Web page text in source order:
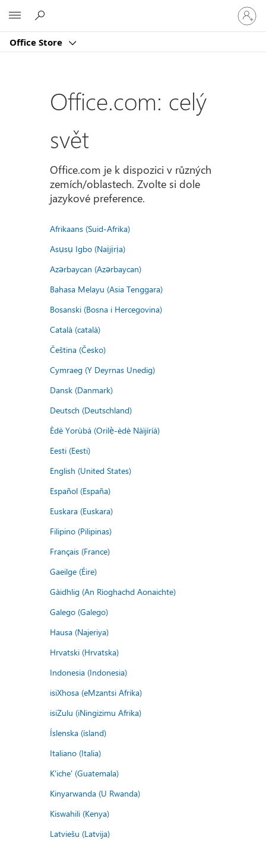
Office Store
se
ke
účtu
Office.com: celý
svět
Office.com je k dispozici v různých
zemích/oblastech. Zvolte si dole
jazykové preference.
Afrikaans (Suid-Afrika)
Asụsụ Igbo (Naịjịrịa)
Azərbaycan (Azərbaycan)
Bahasa Melayu (Asia Tenggara)
Bosanski (Bosna i Hercegovina)
Català (català)
Čeština (Česko)
Cymraeg (Y Deyrnas Unedig)
Dansk (Danmark)
Deutsch (Deutschland)
Èdè Yorùbá (Orilẹ̀-èdè Nàìjíríà)
Eesti (Eesti)
English (United States)
Español (España)
Euskara (Euskara)
Filipino (Pilipinas)
Français (France)
Gaeilge (Éire)
Gàidhlig (An Rìoghachd Aonaichte)
Galego (Galego)
Hausa (Najeriya)
Hrvatski (Hrvatska)
Indonesia (Indonesia)
isiXhosa (eMzantsi Afrika)
isiZulu (iNingizimu Afrika)
Íslenska (ísland)
Italiano (Italia)
K'iche' (Guatemala)
Kinyarwanda (U Rwanda)
Kiswahili (Kenya)
Latviešu (Latvija)